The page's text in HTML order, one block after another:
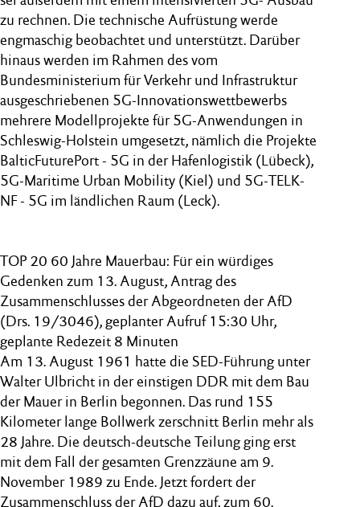
zu rechnen. Die technische Aufrüstung werde
engmaschig beobachtet und unterstützt. Darüber
hinaus werden im Rahmen des vom
Bundesministerium für Verkehr und Infrastruktur
ausgeschriebenen 5G-Innovationswettbewerbs
mehrere Modellprojekte für 5G-Anwendungen in
Schleswig-Holstein umgesetzt, nämlich die Projekte
BalticFuturePort - 5G in der Hafenlogistik (Lübeck),
5G-Maritime Urban Mobility (Kiel) und 5G-TELK-
NF - 5G im ländlichen Raum (Leck).
TOP 20 60 Jahre Mauerbau: Für ein würdiges
Gedenken zum 13. August, Antrag des
Zusammenschlusses der Abgeordneten der AfD
(Drs. 19/3046), geplanter Aufruf 15:30 Uhr,
geplante Redezeit 8 Minuten
Am 13. August 1961 hatte die SED-Führung unter
Walter Ulbricht in der einstigen DDR mit dem Bau
der Mauer in Berlin begonnen. Das rund 155
Kilometer lange Bollwerk zerschnitt Berlin mehr als
28 Jahre. Die deutsch-deutsche Teilung ging erst
mit dem Fall der gesamten Grenzzäune am 9.
November 1989 zu Ende. Jetzt fordert der
Zusammenschluss der AfD dazu auf, zum 60.